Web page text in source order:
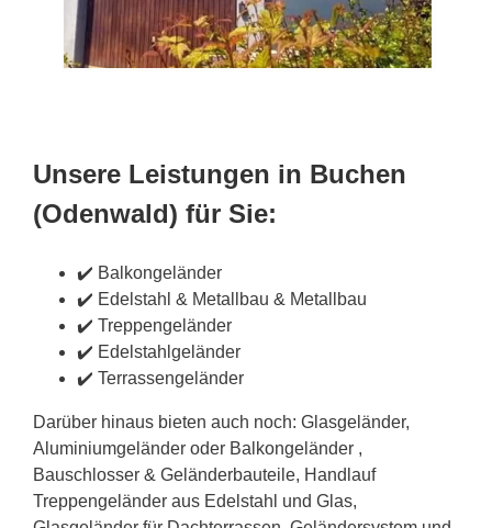
Unsere Leistungen in Buchen
(Odenwald) für Sie:
✔️ Balkongeländer
✔️ Edelstahl & Metallbau & Metallbau
✔️ Treppengeländer
✔️ Edelstahlgeländer
✔️ Terrassengeländer
Darüber hinaus bieten auch noch: Glasgeländer,
Aluminiumgeländer oder Balkongeländer ,
Bauschlosser & Geländerbauteile, Handlauf
Treppengeländer aus Edelstahl und Glas,